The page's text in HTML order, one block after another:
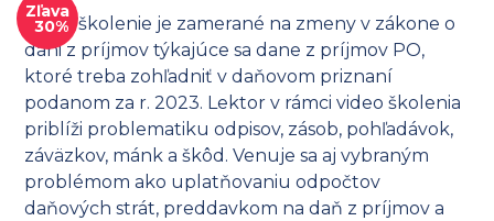
Zľava
30%
Video školenie je zamerané na zmeny v zákone o
dani z príjmov týkajúce sa dane z príjmov PO,
ktoré treba zohľadniť v daňovom priznaní
podanom za r. 2023. Lektor v rámci video školenia
priblíži problematiku odpisov, zásob, pohľadávok,
záväzkov, mánk a škôd. Venuje sa aj vybraným
problémom ako uplatňovaniu odpočtov
daňových strát, preddavkom na daň z príjmov a